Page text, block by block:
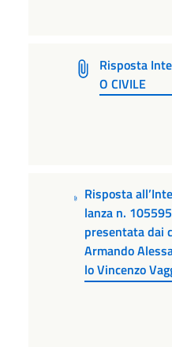
Risposta
O CIVILE
Risposta
lanza n.
presentata dai
Armando
lo Vincenzo